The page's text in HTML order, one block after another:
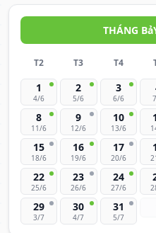
THÁNG
T2 T3 T4
1
4/6
2
5/6
3
6/6
8
11/6
9
12/6
10
13/6
15
18/6
16
19/6
17
20/6
22
25/6
23
26/6
24
27/6
29
3/7
30
4/7
31
5/7